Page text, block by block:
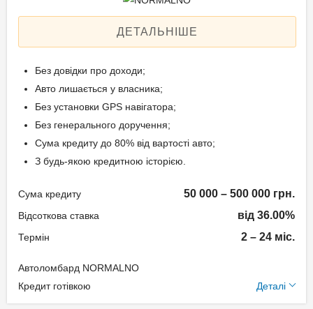
Застава: Автотранспорт
Спосіб погашення:
кредиту
Рівними частинами або в кінці
підтвердження доходу
ДЕТАЛЬНІШЕ
Без довідки про доходи;
Авто лишається у власника;
Без установки GPS навігатора;
Без генерального доручення;
Сума кредиту до 80% від вартості авто;
З будь-якою кредитною історією.
Сума кредиту 50 000 – 500 000 грн.
Відсоткова ставка від 36.00%
Термін 2 – 24 міс.
Автоломбард NORMALNO
Кредит готівкою
Деталі